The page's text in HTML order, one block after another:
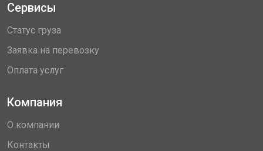
Сервисы
Статус груза
Заявка на перевозку
Оплата услуг
Компания
О компании
Контакты